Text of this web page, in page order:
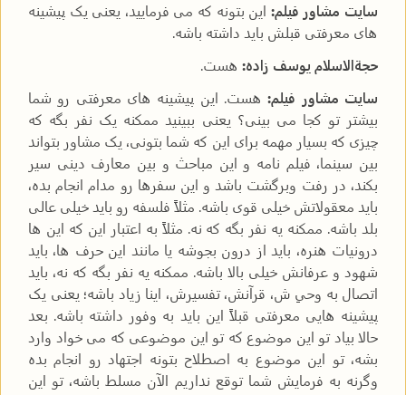
سایت مشاور فیلم: این بتونه که می فرمایید، یعنی یک پیشینه
های معرفتی قبلش باید داشته باشه.
حجةالاسلام یوسف زاده: هست.
سایت مشاور فیلم: هست. این پیشینه های معرفتی رو شما
بیشتر تو کجا می بینی؟ یعنی ببینید ممکنه یک نفر بگه که
چیزی که بسیار مهمه برای این که شما بتونی، یک مشاور بتواند
بین سینما، فیلم نامه و این مباحث و بین معارف دینی سیر
بکند، در رفت وبرگشت باشد و این سفرها رو مدام انجام بده،
باید معقولاتش خیلی قوی باشه. مثلاً فلسفه رو باید خیلی عالی
بلد باشه. ممکنه یه نفر بگه که نه. مثلاً به اعتبار این که این ها
درونیات هنره، باید از درون بجوشه یا مانند این حرف ها، باید
شهود و عرفانش خیلی بالا باشه. ممکنه یه نفر بگه که نه، باید
اتصال به وحیِ ش، قرآنش، تفسیرش، اینا زیاد باشه؛ یعنی یک
پیشینه هایی معرفتی قبلاً این باید به وفور داشته باشه. بعد
حالا بیاد تو این موضوع که تو این موضوعی که می خواد وارد
بشه، تو این موضوع به اصطلاح بتونه اجتهاد رو انجام بده
وگرنه به فرمایش شما توقع نداریم الآن مسلط باشه، تو این